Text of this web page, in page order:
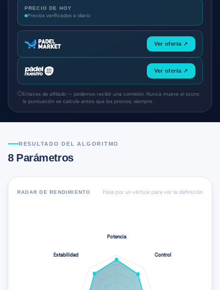
PRECIO DE HOY
Precios verificados a diario
Ver oferta ↗
Ver oferta ↗
Enlaces de afiliado — podemos recibir una comisión. Nunca mueve el score:
la puntuación se calcula antes que los precios, siempre.
RESULTADO DEL ALGORITMO
8 Parámetros
RADAR DE RENDIMIENTO Pasa por un vértice para ver la definición